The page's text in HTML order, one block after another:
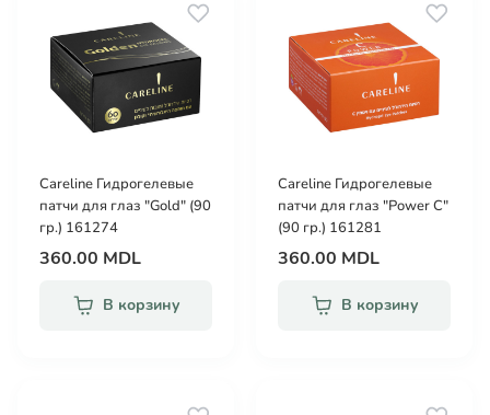
Careline Гидрогелевые
патчи для глаз "Gold" (90
гр.) 161274
360.00 MDL
В корзину
Careline Гидрогелевые
патчи для глаз "Power C"
(90 гр.) 161281
360.00 MDL
В корзину